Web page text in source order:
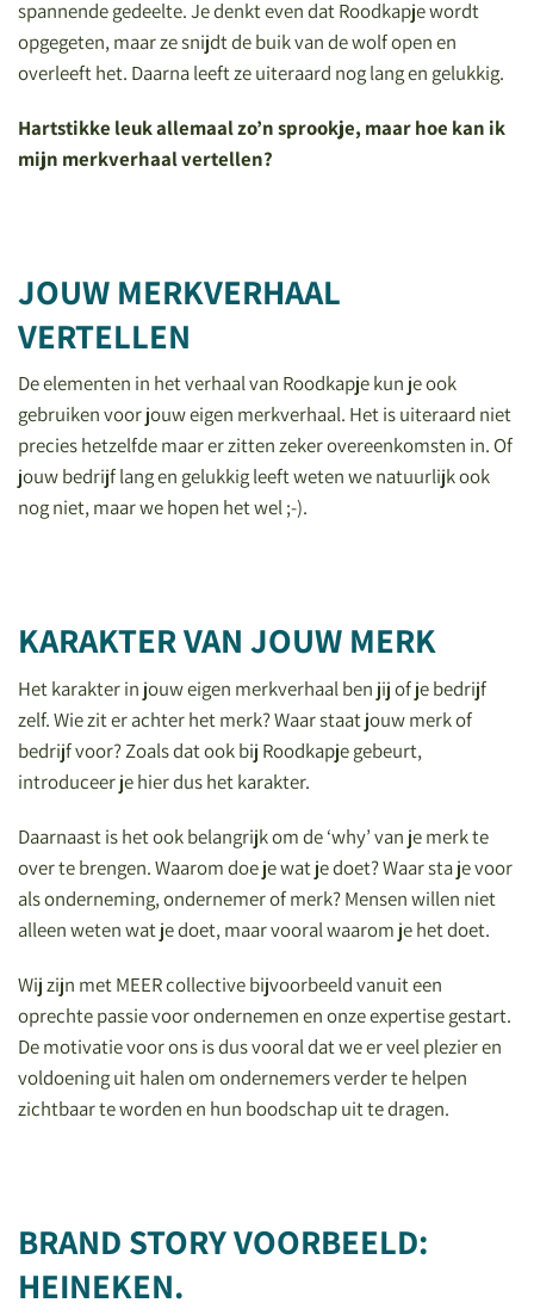
spannende gedeelte. Je denkt even dat Roodkapje wordt
opgegeten, maar ze snijdt de buik van de wolf open en
overleeft het. Daarna leeft ze uiteraard nog lang en gelukkig.
Hartstikke leuk allemaal zo’n sprookje, maar hoe kan ik
mijn merkverhaal vertellen?
JOUW MERKVERHAAL
VERTELLEN
De elementen in het verhaal van Roodkapje kun je ook
gebruiken voor jouw eigen merkverhaal. Het is uiteraard niet
precies hetzelfde maar er zitten zeker overeenkomsten in. Of
jouw bedrijf lang en gelukkig leeft weten we natuurlijk ook
nog niet, maar we hopen het wel ;-).
KARAKTER VAN JOUW MERK
Het karakter in jouw eigen merkverhaal ben jij of je bedrijf
zelf. Wie zit er achter het merk? Waar staat jouw merk of
bedrijf voor? Zoals dat ook bij Roodkapje gebeurt,
introduceer je hier dus het karakter.
Daarnaast is het ook belangrijk om de ‘why’ van je merk te
over te brengen. Waarom doe je wat je doet? Waar sta je voor
als onderneming, ondernemer of merk? Mensen willen niet
alleen weten wat je doet, maar vooral waarom je het doet.
Wij zijn met MEER collective bijvoorbeeld vanuit een
oprechte passie voor ondernemen en onze expertise gestart.
De motivatie voor ons is dus vooral dat we er veel plezier en
voldoening uit halen om ondernemers verder te helpen
zichtbaar te worden en hun boodschap uit te dragen.
BRAND STORY VOORBEELD:
HEINEKEN.